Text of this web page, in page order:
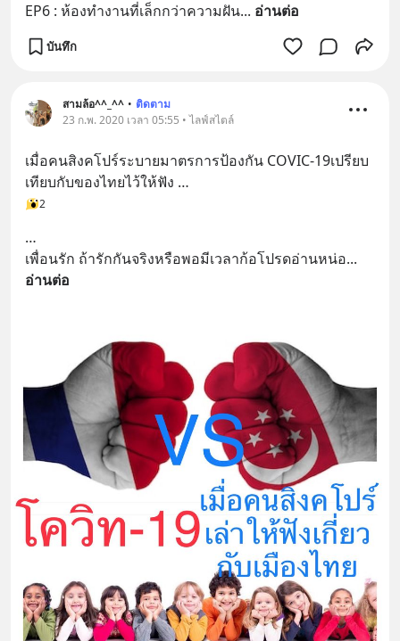
EP6 : ห้องทำงานที่เล็กกว่าความฝัน... อ่านต่อ
บันทึก
สามล้อ^^_^^ • ติดตาม
23 ก.พ. 2020 เวลา 05:55 • ไลฟ์สไตล์
เมื่อคนสิงคโปร์ระบายมาตรการป้องกัน COVIC-19เปรียบ
เทียบกับของไทยไว้ให้ฟัง …
2
…
เพื่อนรัก ถ้ารักกันจริงหรือพอมีเวลาก้อโปรดอ่านหน่อ
อ่านต่อ